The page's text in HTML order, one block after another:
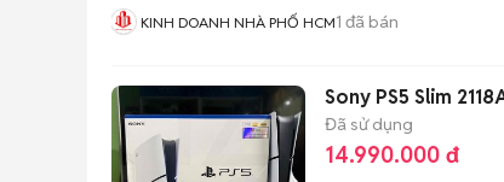
KINH DOANH NHÀ PHỐ HCM1 đã bán
Sony PS5 Slim
Đã sử dụng
14.990.000 đ